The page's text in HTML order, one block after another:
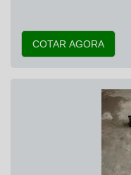
COTAR AGORA